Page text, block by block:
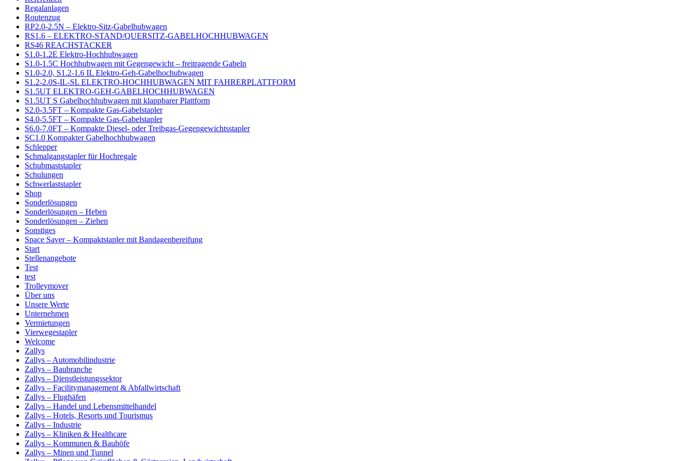
Regalanlagen
Routenzug
RP2.0-2.5N – Elektro-Sitz-Gabelhubwagen
RS1.6 – ELEKTRO-STAND/QUERSITZ-GABELHOCHHUBWAGEN
RS46 REACHSTACKER
S1.0-1.2E Elektro-Hochhubwagen
S1.0-1.5C Hochhubwagen mit Gegengewicht – freitragende Gabeln
S1.0-2.0, S1.2-1.6 IL Elektro-Geh-Gabelhochubwagen
S1.2-2.0S-IL-SL ELEKTRO-HOCHHUBWAGEN MIT FAHRERPLATTFORM
S1.5UT ELEKTRO-GEH-GABELHOCHHUBWAGEN
S1.5UT S Gabelhochhubwagen mit klappbarer Plattform
S2.0-3.5FT – Kompakte Gas-Gabelstapler
S4.0-5.5FT – Kompakte Gas-Gabelstapler
S6.0-7.0FT – Kompakte Diesel- oder Treibgas-Gegengewichtsstapler
SC1.0 Kompakter Gabelhochhubwagen
Schlepper
Schmalgangstapler für Hochregale
Schubmaststapler
Schulungen
Schwerlaststapler
Shop
Sonderlösungen
Sonderlösungen – Heben
Sonderlösungen – Ziehen
Sonstiges
Space Saver – Kompaktstapler mit Bandagenbereifung
Start
Stellenangebote
Test
test
Trolleymover
Über uns
Unsere Werte
Unternehmen
Vermietungen
Vierwegestapler
Welcome
Zallys
Zallys – Automobilindustrie
Zallys – Baubranche
Zallys – Dienstleistungssektor
Zallys – Facilitymanagement & Abfallwirtschaft
Zallys – Flughäfen
Zallys – Handel und Lebensmittelhandel
Zallys – Hotels, Resorts und Tourismus
Zallys – Industrie
Zallys – Kliniken & Healthcare
Zallys – Kommunen & Bauhöfe
Zallys – Minen und Tunnel